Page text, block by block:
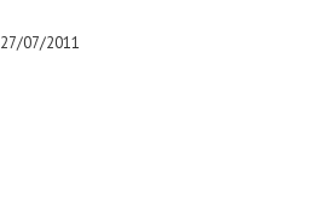
27/07/2011